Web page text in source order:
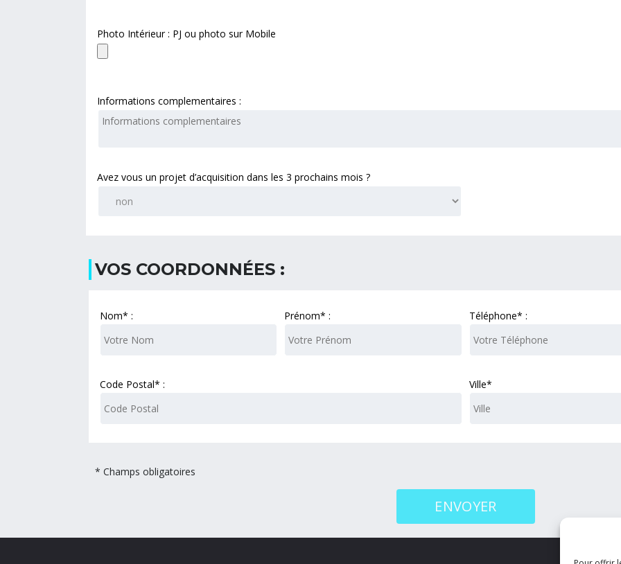
Photo Intérieur : PJ ou photo sur Mobile
Informations complementaires :
Avez vous un projet d’acquisition dans les 3 prochains mois ?
VOS COORDONNÉES :
Nom* : Prénom* : Téléphone* :
Code Postal* : Ville*
* Champs obligatoires